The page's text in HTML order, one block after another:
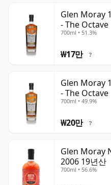
Glen Moray
- The Octave
700ml • 51.3%
₩17만 ?
Glen Moray
- The Octave
700ml • 49.9%
₩20만 ?
Glen Moray
2006 19년산
700ml • 56.6%